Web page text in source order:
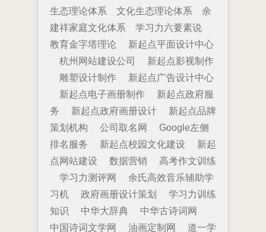
生态理论体系 文化生态理论体系
余
建祥家庭文化体系
学习力六要素说
教育金字塔理论
新起点平面设计中心
杭州网站建设公司
新起点影视制作
雕塑设计制作
新起点广告设计中心
新起点电子画册制作
新起点政府服
务
新起点政府画册设计
新起点品牌
策划机构
公司取名网
Google左侧
排名服务
新起点校园文化建设
新起
点网站建设
数据营销
高考作文训练
学习力测评网
余氏高效音乐辅助学
习机
政府画册设计策划
学习力训练
知识
中华大辞典
中华古诗词网
中国诗词文学网
油画定制网
道一学